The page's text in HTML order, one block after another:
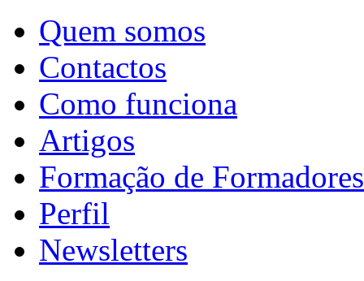
Quem somos
Contactos
Como funciona
Artigos
Formação de Formadores
Perfil
Newsletters